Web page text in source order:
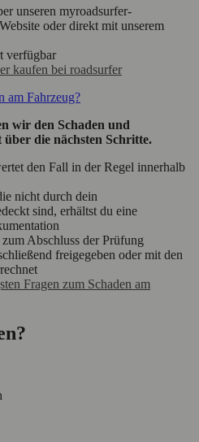
unseren myroadsurfer-
oder direkt mit unserem
verfügbar
kaufen bei roadsurfer
am Fahrzeug?
wir den Schaden und
die nächsten Schritte.
den Fall in der Regel innerhalb
nicht durch dein
sind, erhältst du eine
Abschluss der Prüfung
freigegeben oder mit den
Fragen zum Schaden am